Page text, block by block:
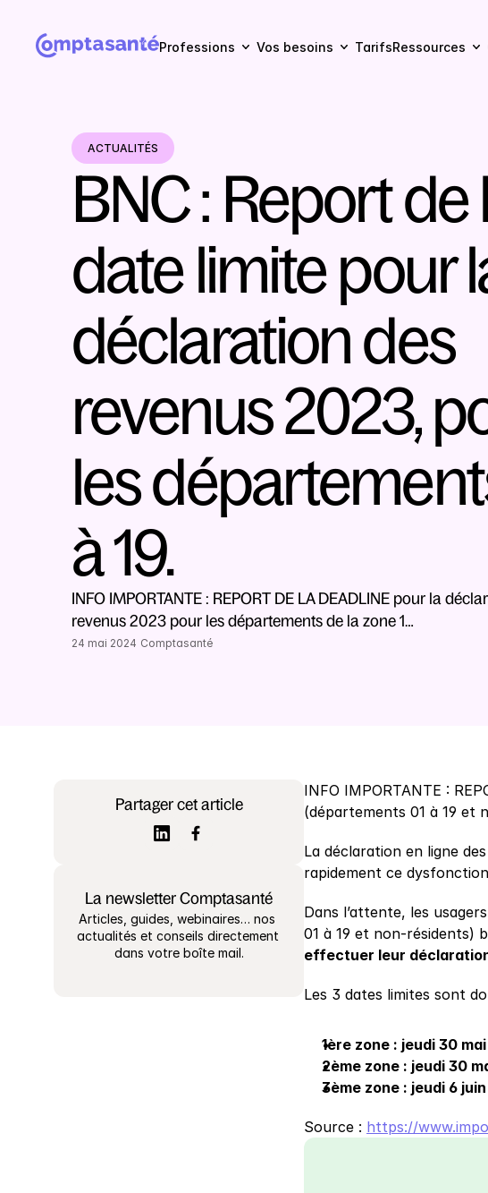
Professions Vos besoins TarifsRessources
ACTUALITÉS
BNC : Report de
date limite pour
déclaration des
revenus 2023,
les
à 19.
INFO IMPORTANTE : REPORT DE LA DEADLINE pour la
revenus 2023 pour les départements de la zone 1…
24 mai 2024 Comptasanté
Partager cet article
La newsletter Comptasanté
Articles, guides, webinaires… nos
actualités et conseils directement
dans votre boîte mail.
INFO IMPORTANTE :
(départements 01 à 19 et
La déclaration en ligne
rapidement ce
Dans l’attente, les
01 à 19 et non-résidents)
effectuer leur
Les 3 dates limites sont
1ère zone : jeudi 30
2ème zone : jeudi 30
3ème zone : jeudi 6
Source : https://